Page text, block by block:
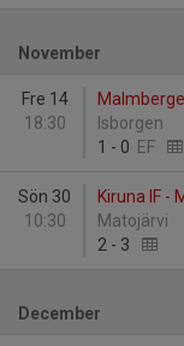
November
Fre 14
18:30
Isborgen
1 - 0 EF
Sön 30
10:30
Kiruna IF -
Matojärvi
2 - 3
December